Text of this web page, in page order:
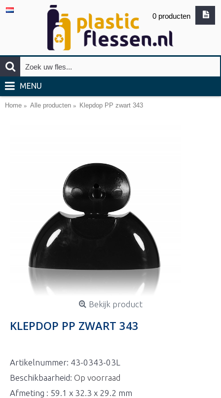
0 producten
MENU
Home Alle producten Klepdop PP zwart 343
Bekijk product
KLEPDOP PP ZWART 343
Artikelnummer: 43-0343-03L
Beschikbaarheid: Op voorraad
Afmeting : 59.1 x 32.3 x 29.2 mm